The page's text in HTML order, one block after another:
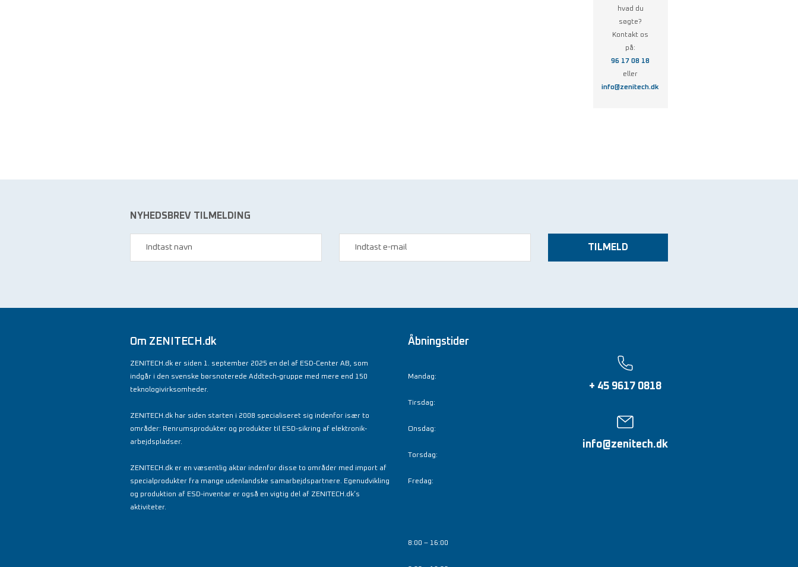
hvad du
søgte?
Kontakt os
på:
96 17 08 18
eller
info@zenitech.dk
NYHEDSBREV TILMELDING
TILMELD
Om ZENITECH.dk
ZENITECH.dk er siden 1. september 2025 en del af ESD-Center AB, som
indgår i den svenske børsnoterede Addtech-gruppe med mere end 150
teknologivirksomheder.
ZENITECH.dk har siden starten i 2008 specialiseret sig indenfor især to
områder: Renrumsprodukter og produkter til ESD-sikring af elektronik-
arbejdspladser.
ZENITECH.dk er en væsentlig aktør indenfor disse to områder med import af
specialprodukter fra mange udenlandske samarbejdspartnere. Egenudvikling
og produktion af ESD-inventar er også en vigtig del af ZENITECH.dk’s
aktiviteter.
Åbningstider
Mandag:
Tirsdag:
Onsdag:
Torsdag:
Fredag:
8:00 – 16:00
+ 45 9617 0818
info@zenitech.dk